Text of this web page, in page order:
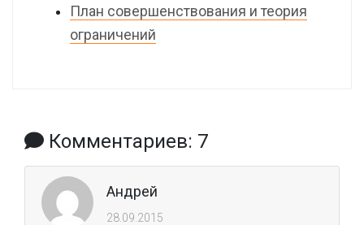
План совершенствования и теория
ограничений
Комментариев: 7
Андрей
28.09.2015